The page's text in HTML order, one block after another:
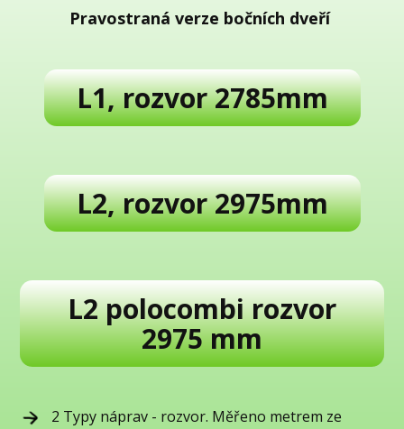
Pravostraná verze bočních dveří
L1, rozvor 2785mm
L2, rozvor 2975mm
L2 polocombi rozvor
2975 mm
2 Typy náprav - rozvor. Měřeno metrem ze